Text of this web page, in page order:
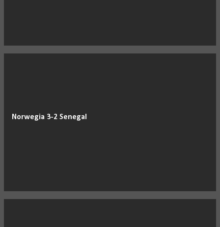
Norwegia 3-2 Senegal